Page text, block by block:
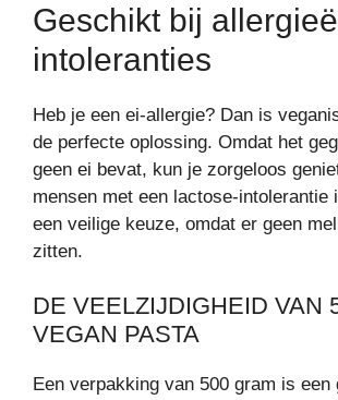
Geschikt bij
intoleranties
Heb je een ei-allergie? Dan is
de perfecte oplossing. Omdat het
geen ei bevat, kun je zorgeloos
mensen met een lactose-intolerantie
een veilige keuze, omdat er geen
zitten.
DE VEELZIJDIGHEID VAN
VEGAN PASTA
Een verpakking van 500 gram is een